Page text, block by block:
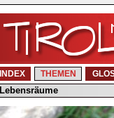
INDEX THEMEN
Lebensräume